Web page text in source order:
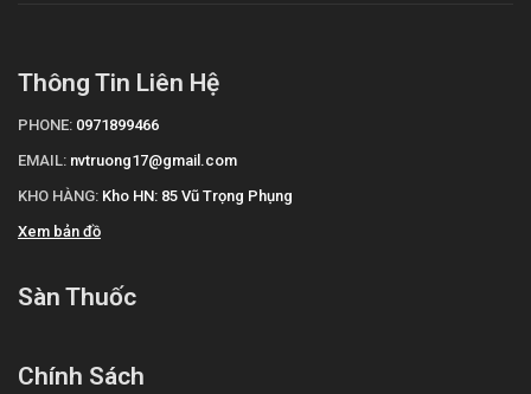
Thông Tin Liên Hệ
PHONE: 0971899466
EMAIL: nvtruong17@gmail.com
KHO HÀNG: Kho HN: 85 Vũ Trọng Phụng
Xem bản đồ
Sàn Thuốc
Chính Sách